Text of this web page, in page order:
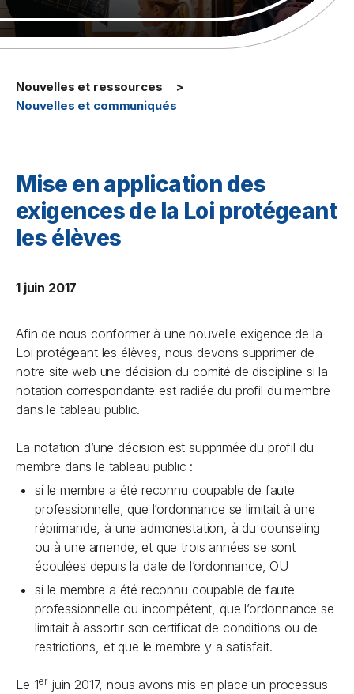
Nouvelles et ressources
Nouvelles et communiqués
Mise en application des
exigences de la Loi protégeant
les élèves
1 juin 2017
Afin de nous conformer à une nouvelle exigence de la
Loi protégeant les élèves, nous devons supprimer de
notre site web une décision du comité de discipline si la
notation correspondante est radiée du profil du membre
dans le tableau public.
La notation d’une décision est supprimée du profil du
membre dans le tableau public :
si le membre a été reconnu coupable de faute
professionnelle, que l’ordonnance se limitait à une
réprimande, à une admonestation, à du counseling
ou à une amende, et que trois années se sont
écoulées depuis la date de l’ordonnance, OU
si le membre a été reconnu coupable de faute
professionnelle ou incompétent, que l’ordonnance se
limitait à assortir son certificat de conditions ou de
restrictions, et que le membre y a satisfait.
Le 1er juin 2017, nous avons mis en place un processus